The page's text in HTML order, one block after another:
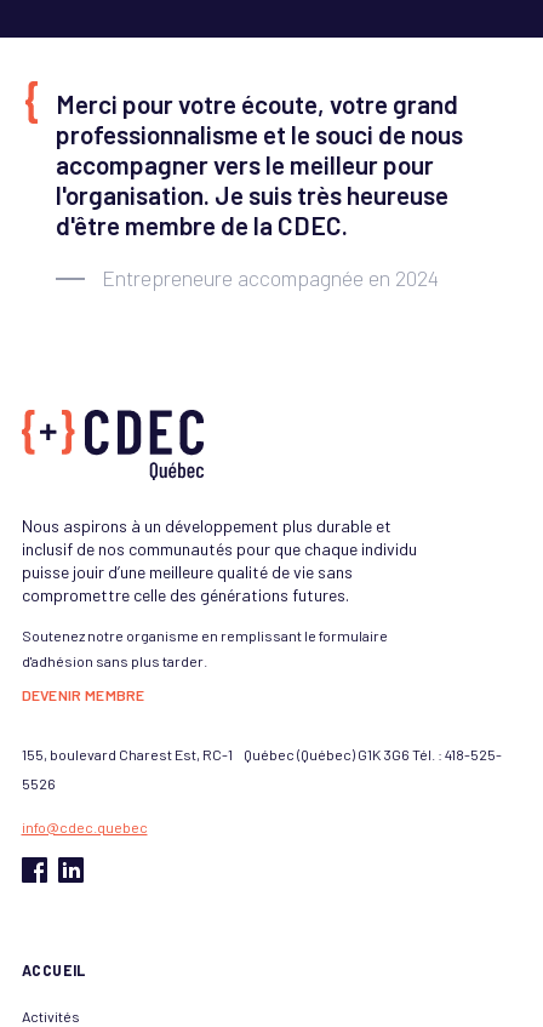
Merci pour votre écoute, votre grand
professionnalisme et le souci de nous
accompagner vers le meilleur pour
l'organisation. Je suis très heureuse
d'être membre de la CDEC.
Entrepreneure accompagnée en 2024
Nous aspirons à un développement plus durable et
inclusif de nos communautés pour que chaque individu
puisse jouir d’une meilleure qualité de vie sans
compromettre celle des générations futures.
Soutenez notre organisme en remplissant le formulaire
d'adhésion sans plus tarder.
DEVENIR MEMBRE
155, boulevard Charest Est, RC-1 Québec (Québec) G1K 3G6 Tél. : 418-525-
5526
info@cdec.quebec
ACCUEIL
Activités